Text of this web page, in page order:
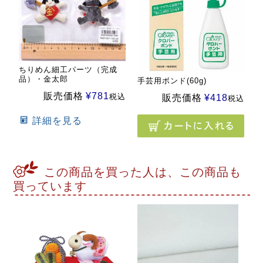
ちりめん細工パーツ（完成
品）・金太郎
販売価格 ¥781税込
詳細を見る
手芸用ボンド(60g)
販売価格 ¥418税込
この商品を買った人は、この商品も
買っています